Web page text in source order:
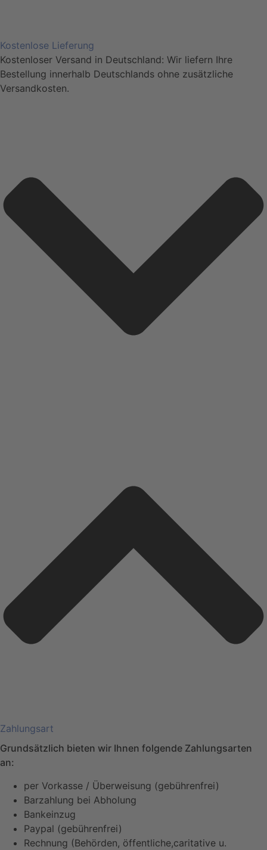
Kostenlose Lieferung
Kostenloser Versand in Deutschland: Wir liefern Ihre
Bestellung innerhalb Deutschlands ohne zusätzliche
Versandkosten.
Zahlungsart
Grundsätzlich bieten wir Ihnen folgende Zahlungsarten
an:
per Vorkasse / Überweisung (gebührenfrei)
Barzahlung bei Abholung
Bankeinzug
Paypal (gebührenfrei)
Rechnung (Behörden, öffentliche,caritative u.